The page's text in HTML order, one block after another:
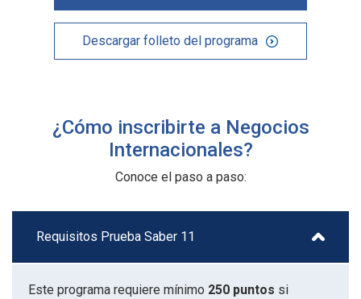
Descargar folleto del programa
¿Cómo inscribirte a Negocios
Internacionales?
Conoce el paso a paso:
Requisitos Prueba Saber 11
Este programa requiere mínimo 250 puntos si